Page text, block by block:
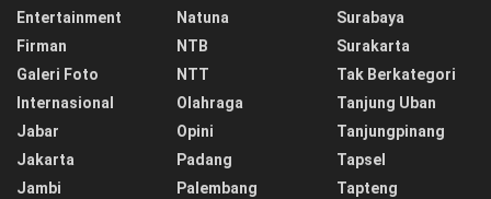
Entertainment
Firman
Galeri Foto
Internasional
Jabar
Jakarta
Jambi
Natuna
NTB
NTT
Olahraga
Opini
Padang
Palembang
Surabaya
Surakarta
Tak Berkategori
Tanjung Uban
Tanjungpinang
Tapsel
Tapteng